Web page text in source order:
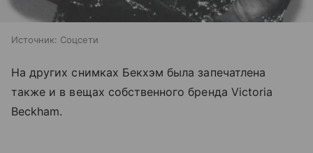
Источник: Соцсети
На других снимках Бекхэм была запечатлена
также и в вещах собственного бренда Victoria
Beckham.